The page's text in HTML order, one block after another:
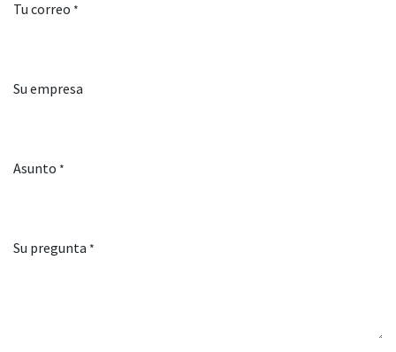
Tu correo *
Su empresa
Asunto *
Su pregunta *